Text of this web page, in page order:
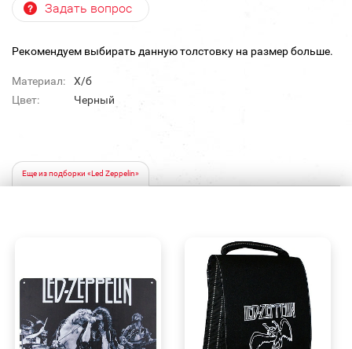
Задать вопрос
Рекомендуем выбирать данную толстовку на размер больше.
Материал:
Х/б
Цвет:
Черный
Еще из подборки «Led Zeppelin»